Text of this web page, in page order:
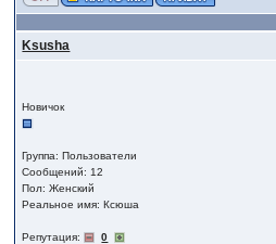
Ksusha
Новичок
Группа: Пользователи
Сообщений: 12
Пол: Женский
Реальное имя: Ксюша
Репутация: 0